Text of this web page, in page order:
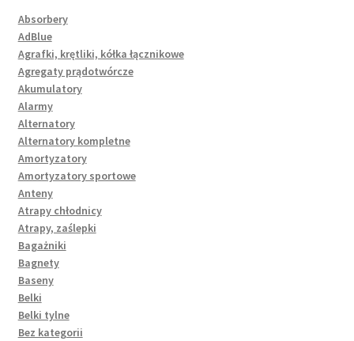
Absorbery
AdBlue
Agrafki, krętliki, kółka łącznikowe
Agregaty prądotwórcze
Akumulatory
Alarmy
Alternatory
Alternatory kompletne
Amortyzatory
Amortyzatory sportowe
Anteny
Atrapy chłodnicy
Atrapy, zaślepki
Bagażniki
Bagnety
Baseny
Belki
Belki tylne
Bez kategorii